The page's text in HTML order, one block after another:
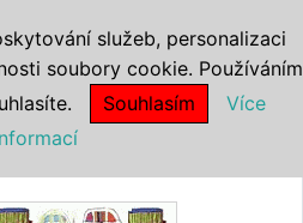
služeb, personalizaci
soubory cookie. Používáním
Souhlasím
Více